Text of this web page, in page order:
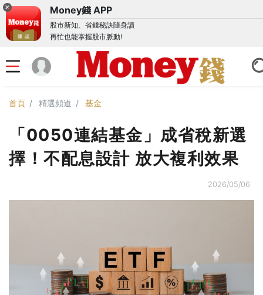
Money錢 APP
股市新知、省錢秘訣隨身讀
再忙也能掌握股市脈動!
首頁 精選頻道 基金
「0050連結基金」成省稅新選
擇！不配息設計 放大複利效果
2026/05/06